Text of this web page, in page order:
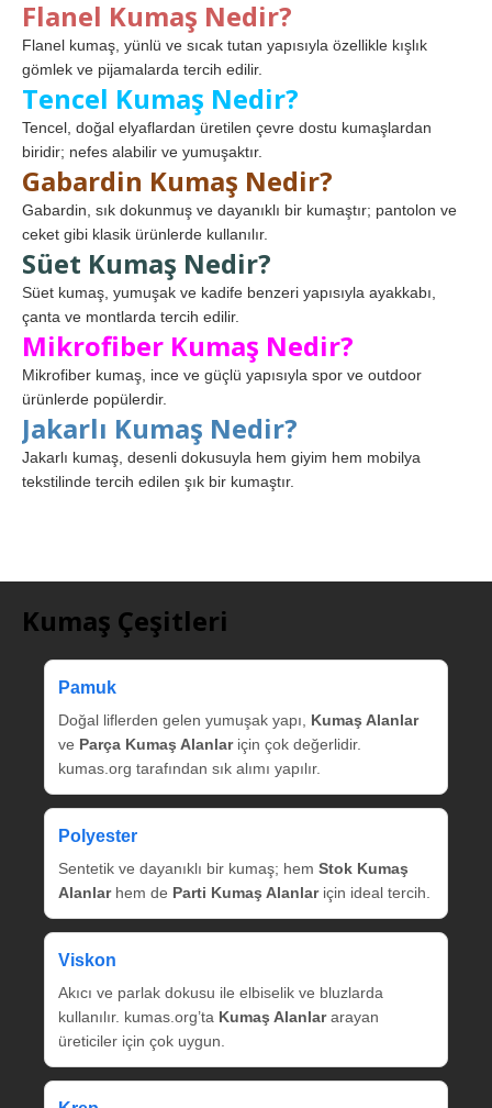
Flanel Kumaş Nedir?
Flanel kumaş, yünlü ve sıcak tutan yapısıyla özellikle kışlık
gömlek ve pijamalarda tercih edilir.
Tencel Kumaş Nedir?
Tencel, doğal elyaflardan üretilen çevre dostu kumaşlardan
biridir; nefes alabilir ve yumuşaktır.
Gabardin Kumaş Nedir?
Gabardin, sık dokunmuş ve dayanıklı bir kumaştır; pantolon ve
ceket gibi klasik ürünlerde kullanılır.
Süet Kumaş Nedir?
Süet kumaş, yumuşak ve kadife benzeri yapısıyla ayakkabı,
çanta ve montlarda tercih edilir.
Mikrofiber Kumaş Nedir?
Mikrofiber kumaş, ince ve güçlü yapısıyla spor ve outdoor
ürünlerde popülerdir.
Jakarlı Kumaş Nedir?
Jakarlı kumaş, desenli dokusuyla hem giyim hem mobilya
tekstilinde tercih edilen şık bir kumaştır.
Kumaş Çeşitleri
Pamuk
Doğal liflerden gelen yumuşak yapı, Kumaş Alanlar
ve Parça Kumaş Alanlariçin çok değerlidir.
kumas.org tarafından sık alımı yapılır.
Polyester
Sentetik ve dayanıklı bir kumaş; hem Stok Kumaş
Alanlarhem de Parti Kumaş Alanlariçin ideal tercih.
Viskon
Akıcı ve parlak dokusu ile elbiselik ve bluzlarda
kullanılır. kumas.org’ta Kumaş Alanlararayan
üreticiler için çok uygun.